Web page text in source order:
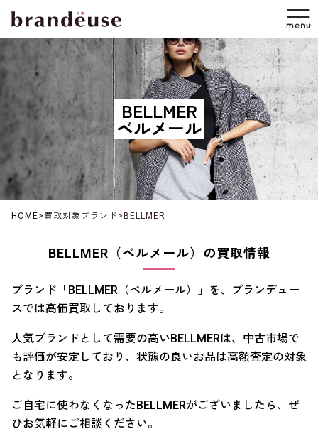
BELLMER
ベルメール
HOME> 買取対象ブランド >BELLMER
BELLMER（ベルメール）の買取情報
ブランド「BELLMER（ベルメール）」を、ブランデュー
スでは高価買取しております。
人気ブランドとして需要の高いBELLMERは、中古市場で
も評価が安定しており、状態の良いお品は高額査定の対象
となります。
ご自宅に使わなくなったBELLMERがございましたら、ぜ
ひお気軽にご相談ください。